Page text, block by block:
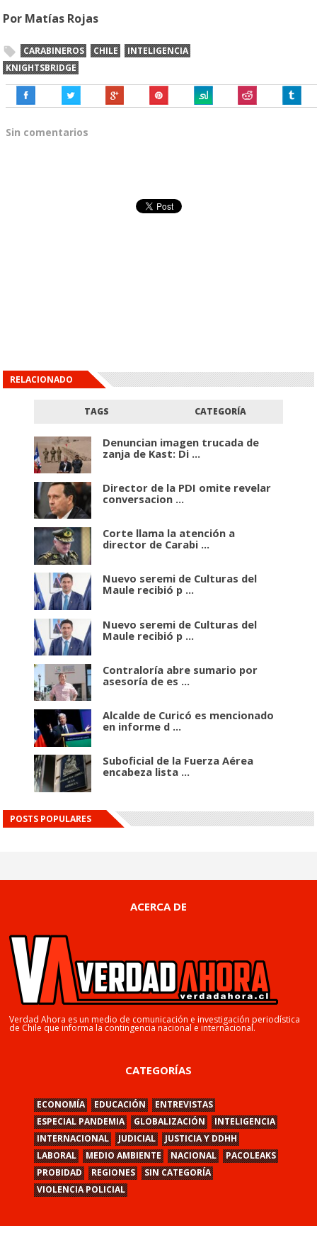
Por Matías Rojas
CARABINEROS CHILE
INTELIGENCIA
KNIGHTSBRIDGE
Sin comentarios
RELACIONADO
TAGS CATEGORÍA
Denuncian imagen trucada de
zanja de Kast: Di ...
Director de la PDI omite revelar
conversacion ...
Corte llama la atención a
director de Carabi ...
Nuevo seremi de Culturas del
Maule recibió p ...
Nuevo seremi de Culturas del
Maule recibió p ...
Contraloría abre sumario por
asesoría de es ...
Alcalde de Curicó es mencionado
en informe d ...
Suboficial de la Fuerza Aérea
encabeza lista ...
POSTS POPULARES
ACERCA DE
Verdad Ahora es un medio de comunicación e investigación periodística
de Chile que informa la contingencia nacional e internacional.
CATEGORÍAS
ECONOMÍA EDUCACIÓN
ENTREVISTAS
ESPECIAL PANDEMIA
GLOBALIZACIÓN
INTELIGENCIA
INTERNACIONAL
JUDICIAL
JUSTICIA Y DDHH
LABORAL
MEDIO AMBIENTE NACIONAL
PACOLEAKS
PROBIDAD
REGIONES
SIN CATEGORÍA
VIOLENCIA POLICIAL